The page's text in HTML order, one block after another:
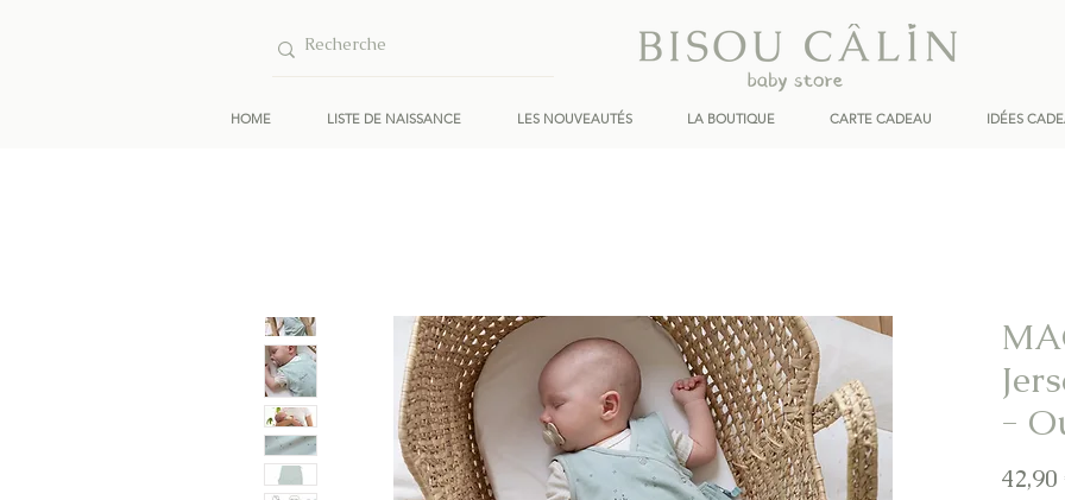
HOME LISTE DE NAISSANCE LES NOUVEAUTÉS LA BOUTIQUE CARTE CADEAU IDÉES
-
42,90